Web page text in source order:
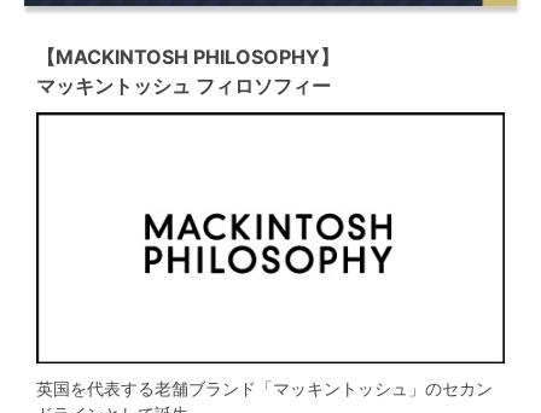
【MACKINTOSH PHILOSOPHY】
マッキントッシュ フィロソフィー
英国を代表する老舗ブランド「マッキントッシュ」のセカン